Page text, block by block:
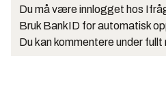
Du må være innlogget hos
Bruk BankID for automatisk
Du kan kommentere under fullt